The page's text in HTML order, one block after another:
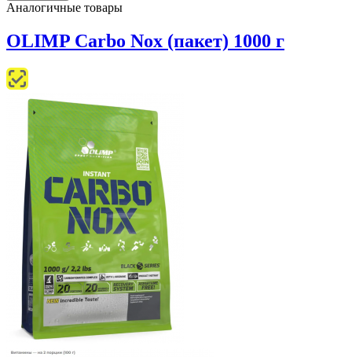
Аналогичные товары
OLIMP Carbo Nox (пакет) 1000 г